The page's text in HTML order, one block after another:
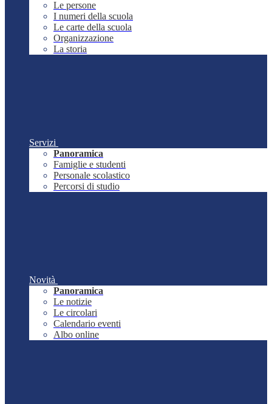
Le persone
I numeri della scuola
Le carte della scuola
Organizzazione
La storia
Servizi
Panoramica
Famiglie e studenti
Personale scolastico
Percorsi di studio
Novità
Panoramica
Le notizie
Le circolari
Calendario eventi
Albo online